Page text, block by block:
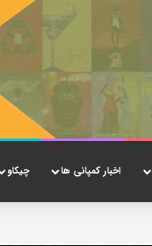
اخبار کمپانی ها چیکاو